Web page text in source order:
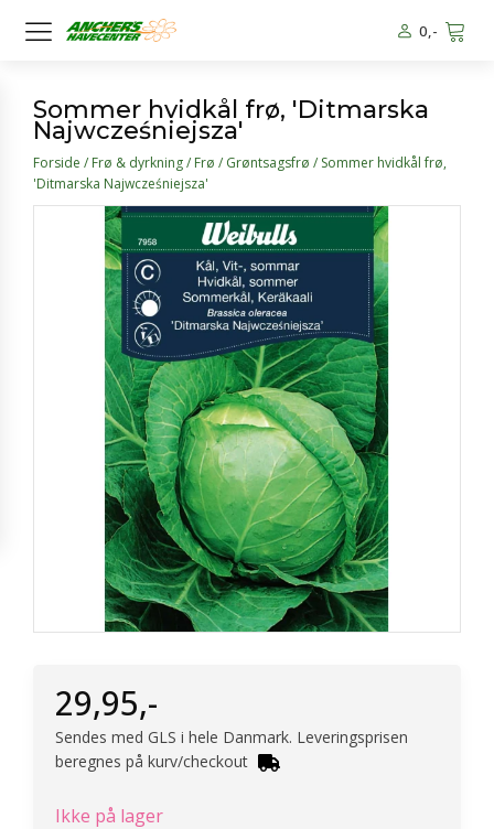
0,-
Forside / Frø & dyrkning/ Frø / Grøntsagsfrø / Sommer hvidkål frø,
'Ditmarska Najwcześniejsza'
Sommer hvidkål frø, 'Ditmarska
Najwcześniejsza'
29,95,-
Sendes med GLS i hele Danmark. Leveringsprisen
beregnes på kurv/checkout
Ikke på lager